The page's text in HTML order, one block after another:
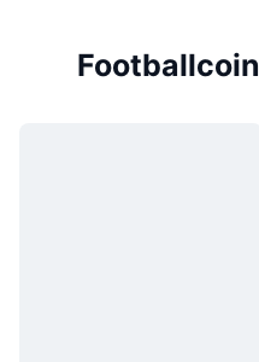
عملات مشابهة لعملة Footballcoin